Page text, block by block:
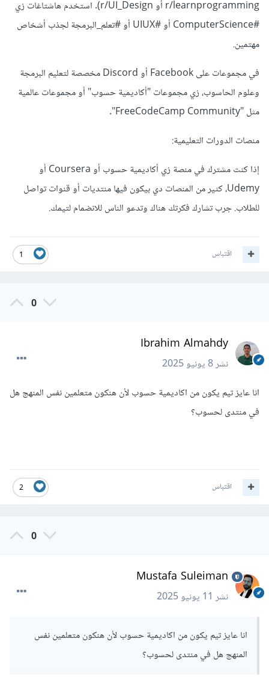
r/learnprogramming أو r/UI_Design). استخدم هاشتاغات زي
#ComputerScience أو #UIUX أو #تعلم_البرمجة لجذب أشخاص
مهتمين.
في مجموعات على Facebook أو Discord مخصصة لتعليم البرمجة
وعلوم الحاسوب، زي مجموعات "أكاديمية حسوب" أو مجموعات عالمية
مثل "FreeCodeCamp Community".
منصات الدورات التعليمية:
إذا كنت مشترك في منصة زي أكاديمية حسوب أو Coursera أو
Udemy، كثير من المنصات دي بيكون فيها منتديات أو قنوات تواصل
للطلاب. جرب تشارك فكرتك هناك وتدعو الناس للانضمام لتيمك.
1 اقتباس
0
Ibrahim Almahdy
نشر8 يونيو 2025
انا عايز تيم يكون من اكاديمية حسوب لأن هنكون متعلمين نفس المنهج هل
في منتدى لحسوب؟
2 اقتباس
0
Mustafa Suleiman
نشر11 يونيو 2025
انا عايز تيم يكون من اكاديمية حسوب لأن هنكون متعلمين نفس
المنهج هل في منتدى لحسوب؟